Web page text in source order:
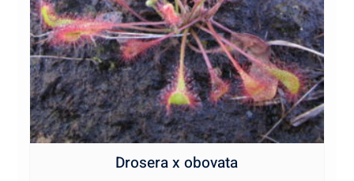
Drosera x obovata